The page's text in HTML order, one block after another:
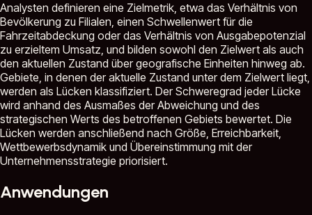
Analysten definieren eine Zielmetrik, etwa das Verhältnis von
Bevölkerung zu Filialen, einen Schwellenwert für die
Fahrzeitabdeckung oder das Verhältnis von Ausgabepotenzial
zu erzieltem Umsatz, und bilden sowohl den Zielwert als auch
den aktuellen Zustand über geografische Einheiten hinweg ab.
Gebiete, in denen der aktuelle Zustand unter dem Zielwert liegt,
werden als Lücken klassifiziert. Der Schweregrad jeder Lücke
wird anhand des Ausmaßes der Abweichung und des
strategischen Werts des betroffenen Gebiets bewertet. Die
Lücken werden anschließend nach Größe, Erreichbarkeit,
Wettbewerbsdynamik und Übereinstimmung mit der
Unternehmensstrategie priorisiert.
Anwendungen